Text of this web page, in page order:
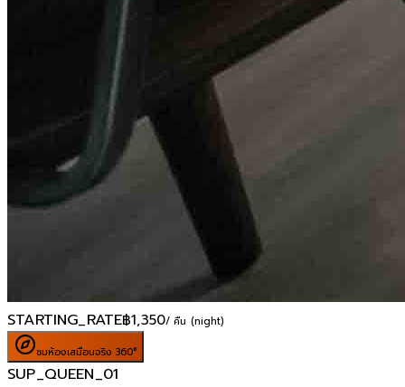
STARTING_RATE฿1,350/ คืน (night)
ชมห้องเสมือนจริง 360°
SUP_QUEEN_01